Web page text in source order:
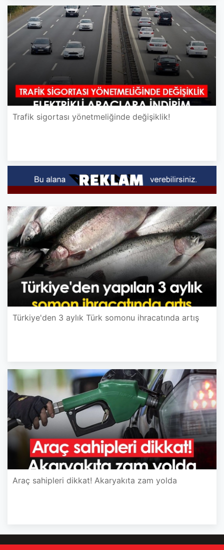
Trafik sigortası yönetmeliğinde değişiklik!
Türkiye'den 3 aylık Türk somonu ihracatında artış
Araç sahipleri dikkat! Akaryakıta zam yolda